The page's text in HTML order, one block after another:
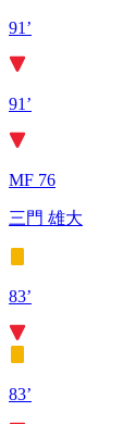
91’
91’
MF 76
三門 雄大
83’
83’